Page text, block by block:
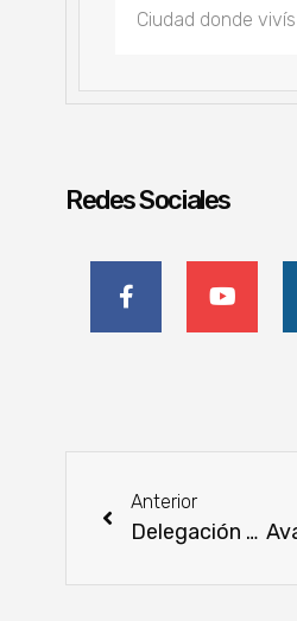
Redes Sociales
Anterior
Delegación de Paraguay participó en la 7ª Reunión del GEFF LAC en Ecuador